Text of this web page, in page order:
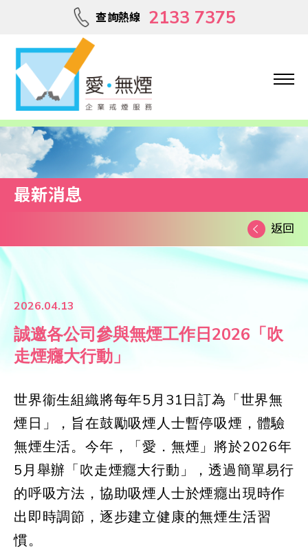
查詢熱線 2133 7375
最新消息
返回
2026.04.13
誠邀各公司參與無煙工作日2026「吹
走煙癮大行動」
世界衞生組織將每年5月31日訂為「世界無
煙日」，旨在鼓勵吸煙人士暫停吸煙，體驗
無煙生活。今年，「愛．無煙」將於2026年
5月舉辦「吹走煙癮大行動」，透過簡單易行
的呼吸方法，協助吸煙人士於煙癮出現時作
出即時調節，逐步建立健康的無煙生活習
慣。